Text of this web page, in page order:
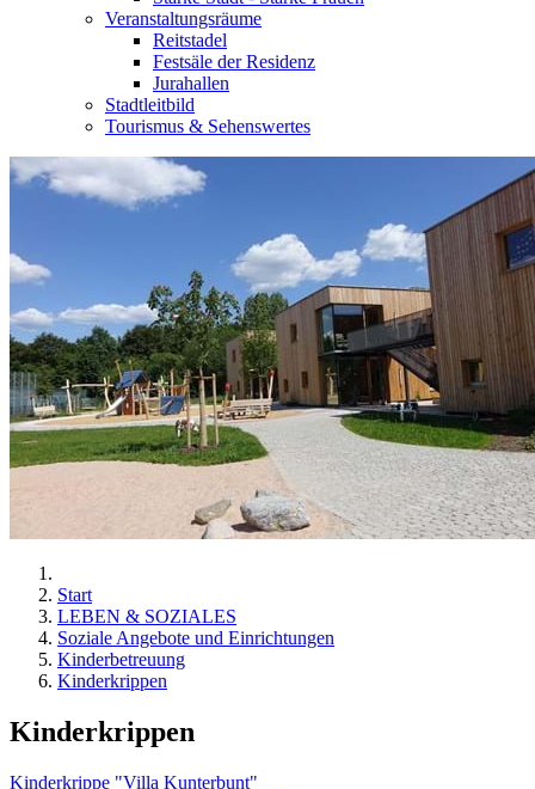
Veranstaltungsräume
Reitstadel
Festsäle der Residenz
Jurahallen
Stadtleitbild
Tourismus & Sehenswertes
Start
LEBEN & SOZIALES
Soziale Angebote und Einrichtungen
Kinderbetreuung
Kinderkrippen
Kinderkrippen
Kinderkrippe "Villa Kunterbunt"